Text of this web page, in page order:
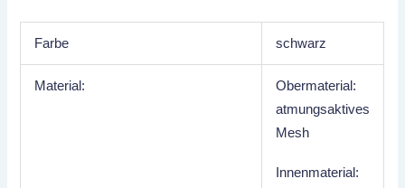
Farbe schwarz
Material:
Obermaterial:
atmungsaktives
Mesh
Innenmaterial: